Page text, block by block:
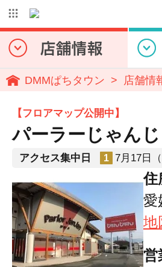
DMMぱちタウン 店舗情
【フロアマップ公開中】
パーラーじゃん
アクセス集中日 1 7月17日（
住
愛
地
営